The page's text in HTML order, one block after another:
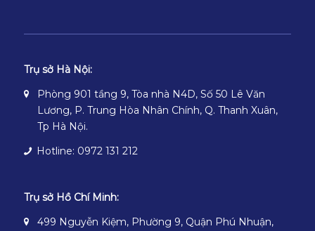
Trụ sở Hà Nội:
Phòng 901 tầng 9, Tòa nhà N4D, Số 50 Lê Văn
Lương, P. Trung Hòa Nhân Chính, Q. Thanh Xuân,
Tp Hà Nội.
Hotline: 0972 131 212
Trụ sở Hồ Chí Minh:
499 Nguyễn Kiệm, Phường 9, Quận Phú Nhuận,